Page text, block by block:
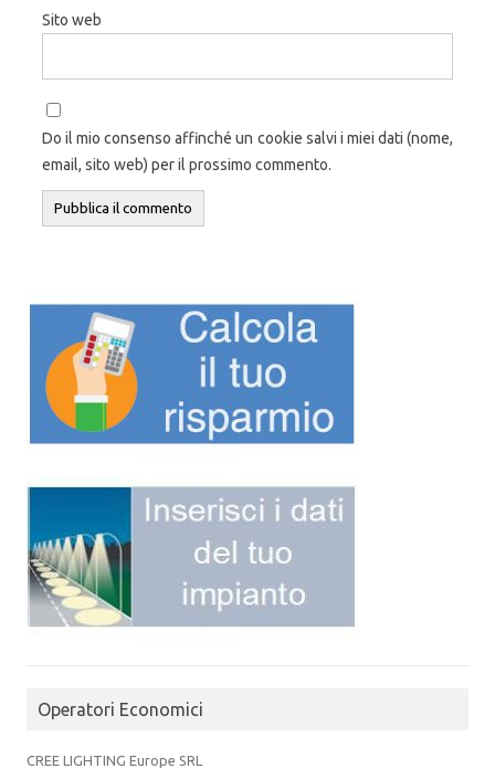
Sito web
Do il mio consenso affinché un cookie salvi i miei dati (nome,
email, sito web) per il prossimo commento.
Operatori Economici
CREE LIGHTING Europe SRL